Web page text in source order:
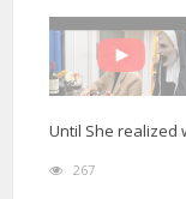
Until She realized
267